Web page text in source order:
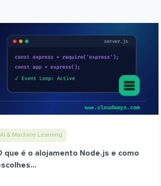
AI & Machine Learning
que é o alojamento Node.js e como